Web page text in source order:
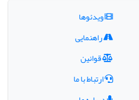
ویدئوها
راهنمایی
قوانین
ارتباط با ما